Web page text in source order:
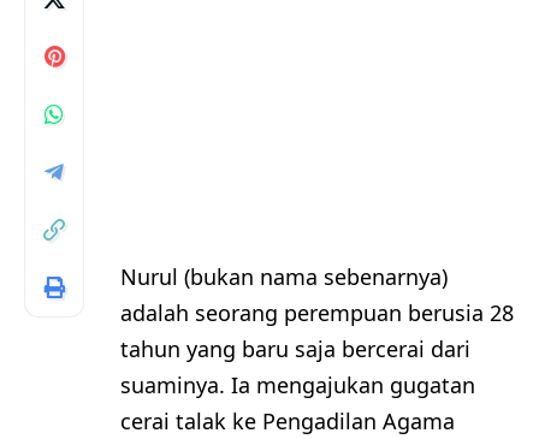
Nurul (bukan nama sebenarnya)
adalah seorang perempuan berusia 28
tahun yang baru saja bercerai dari
suaminya. Ia mengajukan gugatan
cerai talak ke Pengadilan Agama